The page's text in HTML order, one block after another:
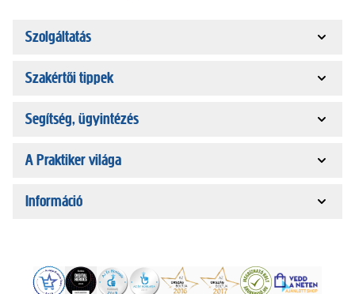
Szolgáltatás
Szakértői tippek
Segítség, ügyintézés
A Praktiker világa
Információ